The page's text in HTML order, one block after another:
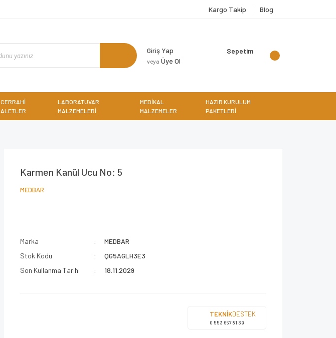
Kargo Takip Blog
Giriş Yap
veya Üye Ol
Sepetim
CERRAHİ
ALETLER
LABORATUVAR
MALZEMELERİ
MEDİKAL
MALZEMELER
HAZIR KURULUM
PAKETLERİ
Karmen Kanül Ucu No: 5
MEDBAR
Marka
MEDBAR
Stok Kodu
QG5AGLH3E3
Son Kullanma Tarihi
18.11.2029
TEKNİKDESTEK
0 553 657 81 39